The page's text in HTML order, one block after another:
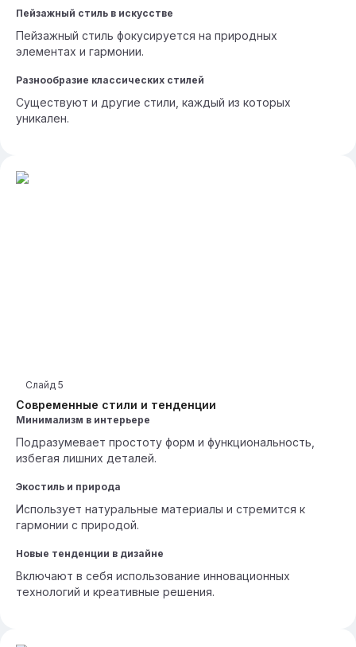
Пейзажный стиль в искусстве
Пейзажный стиль фокусируется на природных
элементах и гармонии.
Разнообразие классических стилей
Существуют и другие стили, каждый из которых
уникален.
Современные стили и тенденции
Слайд 5
Минимализм в интерьере
Подразумевает простоту форм и функциональность,
избегая лишних деталей.
Экостиль и природа
Использует натуральные материалы и стремится к
гармонии с природой.
Новые тенденции в дизайне
Включают в себя использование инновационных
технологий и креативные решения.